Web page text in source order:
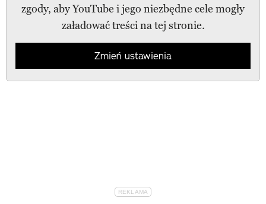
zgody, aby YouTube i jego niezbędne cele mogły
załadować treści na tej stronie.
Zmień ustawienia